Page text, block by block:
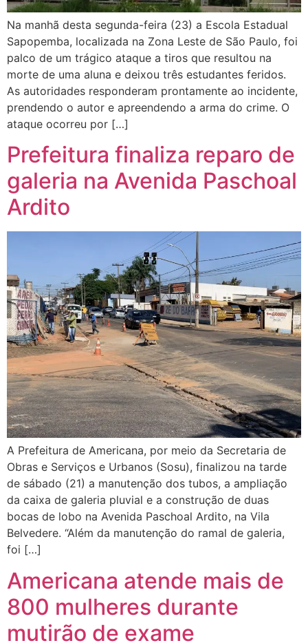
Na manhã desta segunda-feira (23) a Escola Estadual
Sapopemba, localizada na Zona Leste de São Paulo, foi
palco de um trágico ataque a tiros que resultou na
morte de uma aluna e deixou três estudantes feridos.
As autoridades responderam prontamente ao incidente,
prendendo o autor e apreendendo a arma do crime. O
ataque ocorreu por […]
Prefeitura finaliza reparo de
galeria na Avenida Paschoal
Ardito
A Prefeitura de Americana, por meio da Secretaria de
Obras e Serviços e Urbanos (Sosu), finalizou na tarde
de sábado (21) a manutenção dos tubos, a ampliação
da caixa de galeria pluvial e a construção de duas
bocas de lobo na Avenida Paschoal Ardito, na Vila
Belvedere. “Além da manutenção do ramal de galeria,
foi […]
Americana atende mais de
800 mulheres durante
mutirão de exame